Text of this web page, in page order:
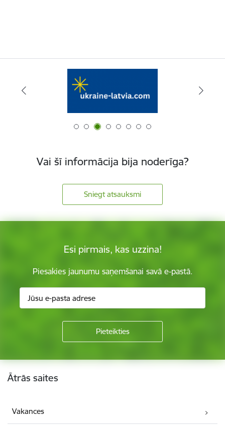
Vai šī informācija bija noderīga?
Sniegt atsauksmi
Esi pirmais, kas uzzina!
Piesakies jaunumu saņemšanai savā e-pastā.
Kājene
Ātrās saites
Vakances